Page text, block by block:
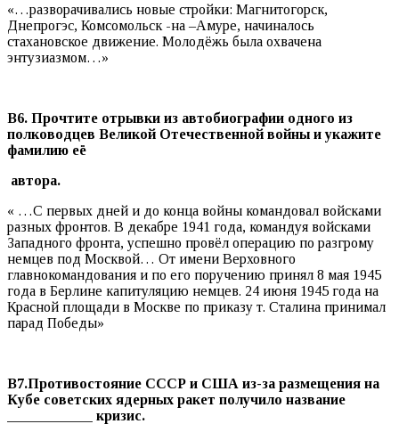
«…разворачивались новые стройки: Магнитогорск,
Днепрогэс, Комсомольск -на –Амуре, начиналось
стахановское движение. Молодёжь была охвачена
энтузиазмом…»
В6. Прочтите отрывки из автобиографии одного из
полководцев Великой Отечественной войны и укажите
фамилию её
автора.
« …С первых дней и до конца войны командовал войсками
разных фронтов. В декабре 1941 года, командуя войсками
Западного фронта, успешно провёл операцию по разгрому
немцев под Москвой… От имени Верховного
главнокомандования и по его поручению принял 8 мая 1945
года в Берлине капитуляцию немцев. 24 июня 1945 года на
Красной площади в Москве по приказу т. Сталина принимал
парад Победы»
В7.Противостояние СССР и США из-за размещения на
Кубе советских ядерных ракет получило название
____________ кризис.